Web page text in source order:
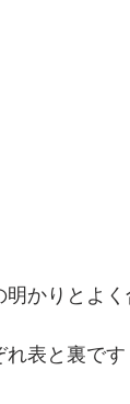
明かりとよ
れ表と裏です